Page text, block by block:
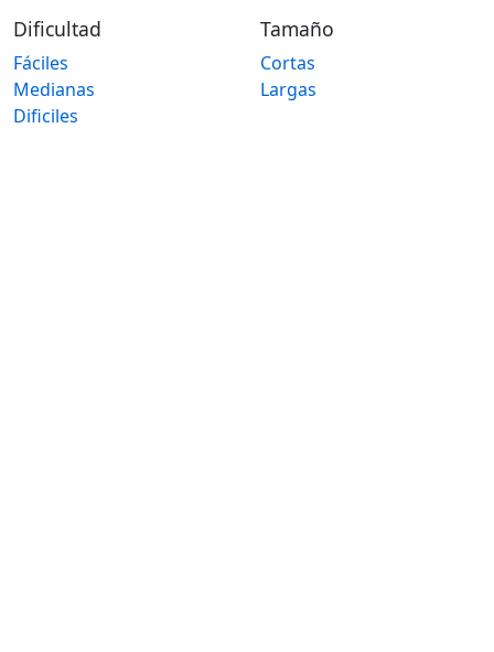
Dificultad
Fáciles
Medianas
Dificiles
Tamaño
Cortas
Largas